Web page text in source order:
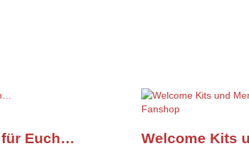
für Euch…
Fanshop
Welcome Kits